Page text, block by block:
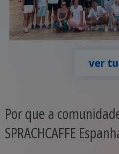
ver
Por que a
SPRACHCAFFE